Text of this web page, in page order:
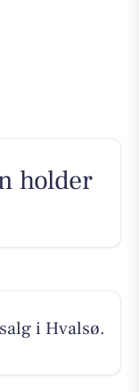
holder
i Hvalsø.